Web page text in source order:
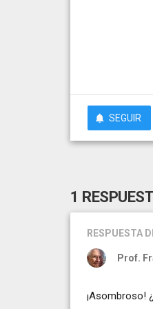
SEGUIR
1
RESPUESTA
Prof.
¡Asombroso!